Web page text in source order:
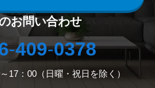
お問い合わせ
-409-0378
17：00（日曜・祝日を除く）